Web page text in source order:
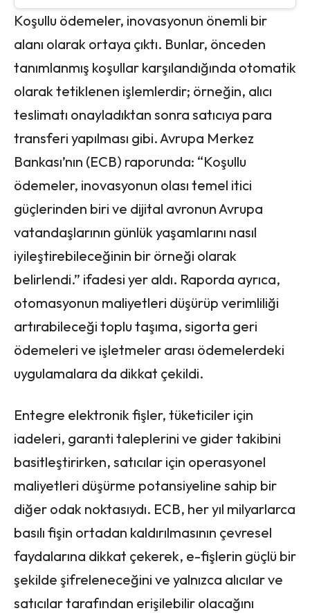
Koşullu ödemeler, inovasyonun önemli bir
alanı olarak ortaya çıktı. Bunlar, önceden
tanımlanmış koşullar karşılandığında otomatik
olarak tetiklenen işlemlerdir; örneğin, alıcı
teslimatı onayladıktan sonra satıcıya para
transferi yapılması gibi. Avrupa Merkez
Bankası’nın (ECB) raporunda: “Koşullu
ödemeler, inovasyonun olası temel itici
güçlerinden biri ve dijital avronun Avrupa
vatandaşlarının günlük yaşamlarını nasıl
iyileştirebileceğinin bir örneği olarak
belirlendi.” ifadesi yer aldı. Raporda ayrıca,
otomasyonun maliyetleri düşürüp verimliliği
artırabileceği toplu taşıma, sigorta geri
ödemeleri ve işletmeler arası ödemelerdeki
uygulamalara da dikkat çekildi.
Entegre elektronik fişler, tüketiciler için
iadeleri, garanti taleplerini ve gider takibini
basitleştirirken, satıcılar için operasyonel
maliyetleri düşürme potansiyeline sahip bir
diğer odak noktasıydı. ECB, her yıl milyarlarca
basılı fişin ortadan kaldırılmasının çevresel
faydalarına dikkat çekerek, e-fişlerin güçlü bir
şekilde şifreleneceğini ve yalnızca alıcılar ve
satıcılar tarafından erişilebilir olacağını